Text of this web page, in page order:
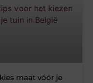
maat vóór je